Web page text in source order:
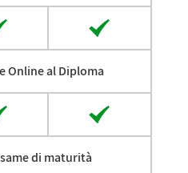
Online al Diploma
di maturità